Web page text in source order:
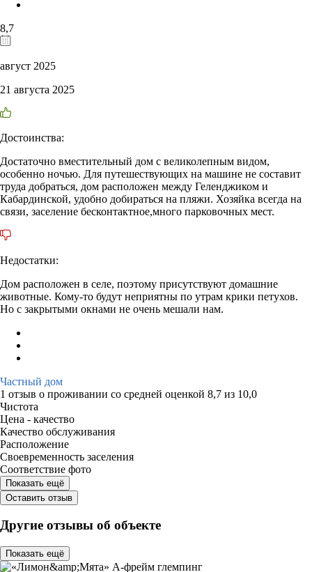
8,7
август 2025
21 августа 2025
Достоинства:
Достаточно вместительный дом с великолепным видом,
особенно ночью. Для путешествующих на машине не составит
труда добраться, дом расположен между Геленджиком и
Кабардинской, удобно добираться на пляжи. Хозяйка всегда на
связи, заселение бесконтактное,много парковочных мест.
Недостатки:
Дом расположен в селе, поэтому присутствуют домашние
животные. Кому-то будут неприятны по утрам крики петухов.
Но с закрытыми окнами не очень мешали нам.
Частный дом
1 отзыв о проживании со средней оценкой 8,7 из 10,0
Чистота
Цена - качество
Качество обслуживания
Расположение
Своевременность заселения
Соответствие фото
Показать ещё
Оставить отзыв
Другие отзывы об объекте
Показать ещё